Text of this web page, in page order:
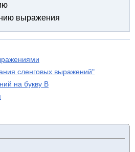
выражения
сленговых выражений"
на букву B